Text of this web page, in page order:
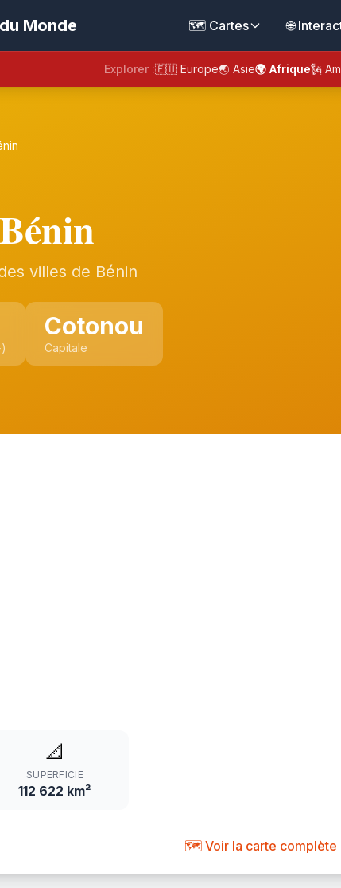
Monde 🗺️ Cartes 🌐
Explorer :🇪🇺 Europe🌏 Asie🌍 Afrique🗽
villes de Bénin
Cotonou
Capitale
📐
SUPERFICIE
112 622 km²
🗺️ Voir la carte complète